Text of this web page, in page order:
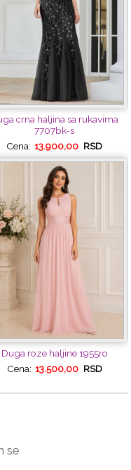
crna haljina sa rukavima
7707bk-s
Cena: 13.900,00 RSD
Duga roze haljine 1955ro
Cena: 13.500,00 RSD
se